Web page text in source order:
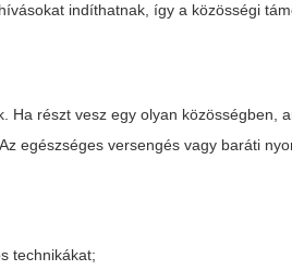
indíthatnak, így a közösségi
részt vesz egy olyan közösségben,
egészséges versengés vagy baráti
technikákat;